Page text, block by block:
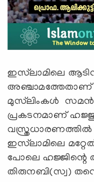
ഇസ്‌ലാമിലെ
അഞ്ചാമത്തേതാണ്
മുസ്‌ലിംകള്‍
പ്രകടനമാണ് ഹജ്ജു
ഇസ്‌ലാമിലെ
പോലെ ഹജ്ജിന്റെ
തിരുനബി(സ്വ)